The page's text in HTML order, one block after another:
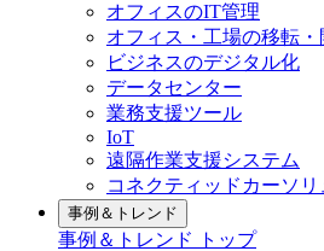
オフィスのIT管理
オフィス・工場の移転・
ビジネスのデジタル化
データセンター
業務支援ツール
IoT
遠隔作業支援システム
コネクティッドカーソ
事例＆トレンド
事例＆トレンド トップ